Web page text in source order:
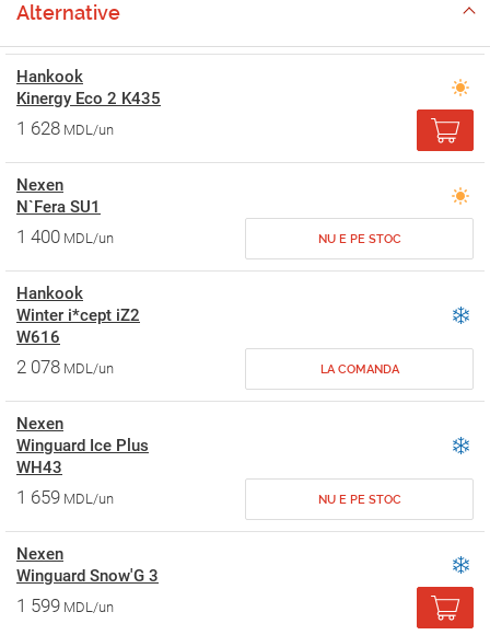
Alternative
Hankook
Kinergy Eco 2 K435
1 628 MDL/un
Nexen
N`Fera SU1
1 400 MDL/un NU E PE STOC
Hankook
Winter i*cept iZ2
W616
2 078 MDL/un LA COMANDA
Nexen
Winguard Ice Plus
WH43
1 659 MDL/un NU E PE STOC
Nexen
Winguard Snow'G 3
1 599 MDL/un